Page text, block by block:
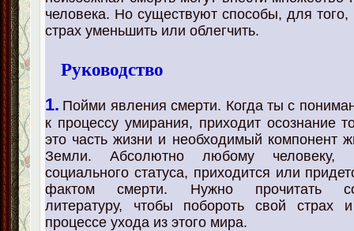
человека. Но существуют способы, для
страх уменьшить или облегчить.
Руководство
1. Пойми явления смерти. Когда ты с
к процессу умирания, приходит осознание
это часть жизни и необходимый компонент
Земли. Абсолютно любому человеку,
социального статуса, приходится или
фактом смерти. Нужно прочитать
литературу, чтобы побороть свой страх
процессе ухода из этого мира.